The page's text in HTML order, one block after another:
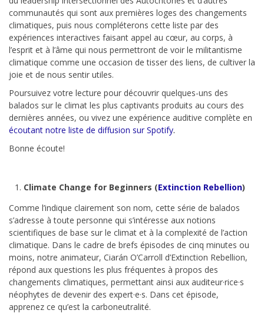
communautés qui sont aux premières loges des changements
climatiques, puis nous compléterons cette liste par des
expériences interactives faisant appel au cœur, au corps, à
l’esprit et à l’âme qui nous permettront de voir le militantisme
climatique comme une occasion de tisser des liens, de cultiver la
joie et de nous sentir utiles.
Poursuivez votre lecture pour découvrir quelques-uns des
balados sur le climat les plus captivants produits au cours des
dernières années, ou vivez une expérience auditive complète en
écoutant notre liste de diffusion sur Spotify.
Bonne écoute!
Climate Change for Beginners (Extinction Rebellion)
Comme l’indique clairement son nom, cette série de balados
s’adresse à toute personne qui s’intéresse aux notions
scientifiques de base sur le climat et à la complexité de l’action
climatique. Dans le cadre de brefs épisodes de cinq minutes ou
moins, notre animateur, Ciarán O’Carroll d’Extinction Rebellion,
répond aux questions les plus fréquentes à propos des
changements climatiques, permettant ainsi aux auditeur·rice·s
néophytes de devenir des expert·e·s. Dans cet épisode,
apprenez ce qu’est la carboneutralité.